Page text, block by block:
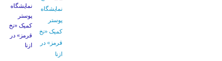
نمایشگاه
پوستر
کمیک «نخ
قرمز» در
ازنا